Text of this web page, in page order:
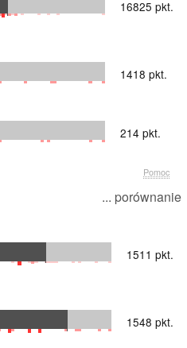
16825 pkt.
1418 pkt.
214 pkt.
Pomoc
... porównanie
1511 pkt.
1548 pkt.